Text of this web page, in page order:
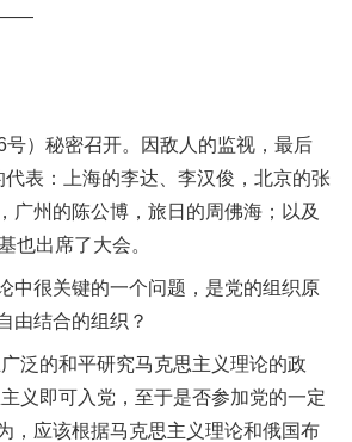
——
）秘密召开。因敌人的监视，最后
表：上海的李达、李汉俊，北京的张
广州的陈公博，旅日的周佛海；以及
也出席了大会。
很关键的一个问题，是党的组织原
由结合的组织？
泛的和平研究马克思主义理论的政
义即可入党，至于是否参加党的一定
，应该根据马克思主义理论和俄国布